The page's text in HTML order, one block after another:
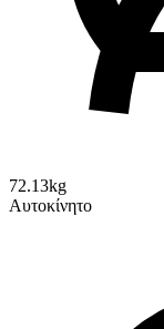
72.13kg
Αυτοκίνητο